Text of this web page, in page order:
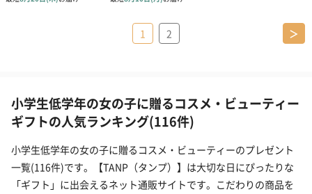
1 2 ＞
小学生低学年の女の子に贈るコスメ・ビューティー
ギフトの人気ランキング(116件)
小学生低学年の女の子に贈るコスメ・ビューティーのプレゼント
一覧(116件)です。【TANP（タンプ）】は大切な日にぴったりな
「ギフト」に出会えるネット通販サイトです。こだわりの商品を